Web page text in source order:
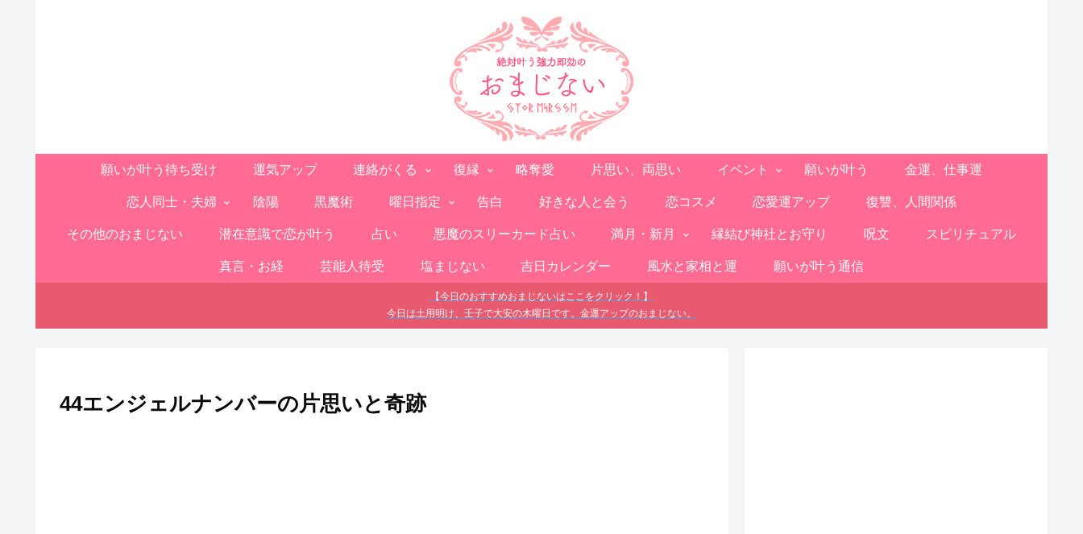
願いが叶う待ち受け 運気アップ 連絡がくる 復縁 略奪愛 片思い、両思い イベント 願いが叶う 金運、仕事運
恋人同士・夫婦 陰陽 黒魔術 曜日指定 告白 好きな人と会う 恋コスメ 恋愛運アップ 復讐、人間関係
その他のおまじない 潜在意識で恋が叶う 占い 悪魔のスリーカード占い 満月・新月 縁結び神社とお守り 呪文 スピリチュアル
真言・お経 芸能人待受 塩まじない 吉日カレンダー 風水と家相と運 願いが叶う通信
【今日のおすすめおまじないはここをクリック！】
今日は土用明け、壬子で大安の木曜日です。金運アップのおまじない。
44エンジェルナンバーの片思いと奇跡